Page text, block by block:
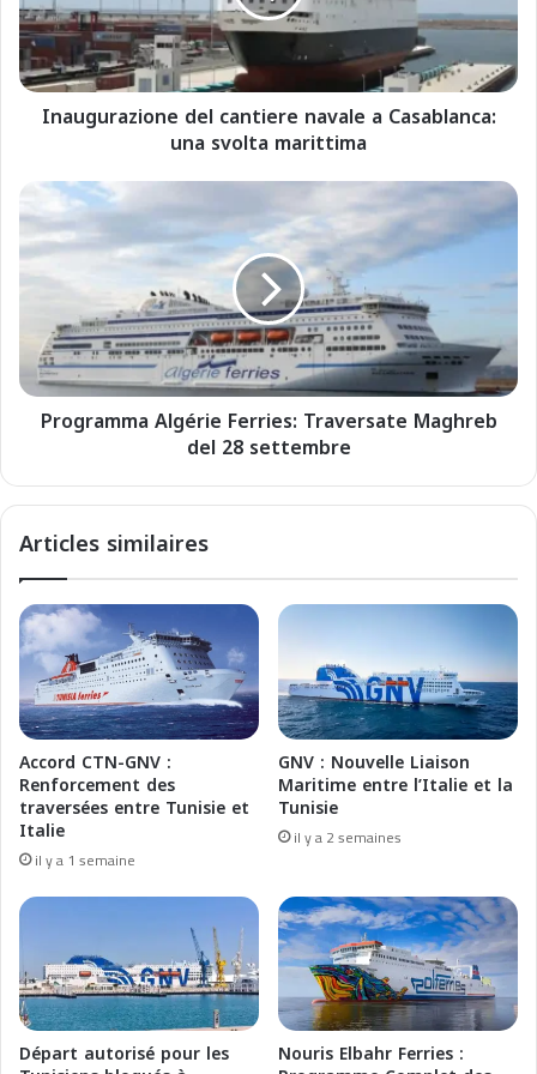
u
r
a
z
e
d
e
l
t
i
n
v
l
e
a
a
s
a
b
l
a
n
c
a
:
n
a
s
v
Inaugurazione del cantiere navale a Casablanca:
una svolta marittima
P
r
o
g
m
a
é
i
e
e
r
i
e
:
T
r
a
v
e
a
t
e
M
Programma Algérie Ferries: Traversate Maghreb
del 28 settembre
Articles similaires
Accord CTN-GNV :
Renforcement des
traversées entre Tunisie et
Italie
il y a 1 semaine
GNV : Nouvelle Liaison
Maritime entre l’Italie et la
Tunisie
il y a 2 semaines
Départ autorisé pour les Nouris Elbahr Ferries :